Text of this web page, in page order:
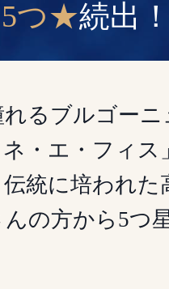
5つ★続出！
るブルゴー
・エ・フィス
統に培われた
の方から5つ